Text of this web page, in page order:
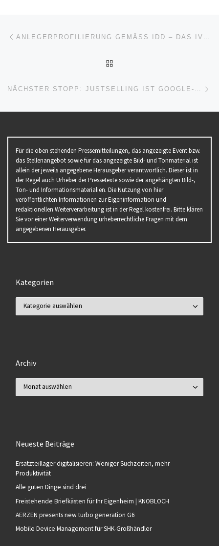
Beitragsnavigation
NÄCHSTER STOPP: JUSTSELLING IST GOOGLE-PARTNER!
Für die oben stehenden Pressemitteilungen, das angezeigte Event bzw.
das Stellenangebot sowie für das angezeigte Bild- und Tonmaterial ist
allein der jeweils angegebene Herausgeber verantwortlich. Dieser ist in
der Regel auch Urheber der Pressetexte sowie der angehängten Bild-,
Ton- und Informationsmaterialien. Die Nutzung von hier
veröffentlichten Informationen zur Eigeninformation und
redaktionellen Weiterverarbeitung ist in der Regel kostenfrei. Bitte klären
Sie vor einer Weiterverwendung urheberrechtliche Fragen mit dem
angegebenen Herausgeber.
Kategorien
Archiv
Neueste Beiträge
Ersatzteillager digitalisieren: Weniger Suchzeiten, mehr
Produktivität
Alle guten Dinge sind drei
Freistehende Briefkästen für Ihr Eigenheim | KNOBLOCH
AERZEN presents new turbo generation G6
Mobile Device Management für SHK-Großhändler